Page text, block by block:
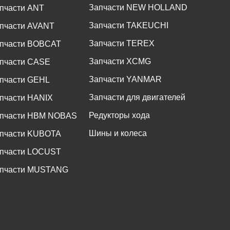
ANT
AVANT
BOBCAT
CASE
GEHL
HANIX
HBM NOBAS
KUBOTA
LOCUST
MUSTANG
Запчасти NEW HOLLAND
Запчасти TAKEUCHI
Запчасти TEREX
Запчасти XCMG
Запчасти YANMAR
Запчасти для двигателей
Редукторы хода
Шины и колеса